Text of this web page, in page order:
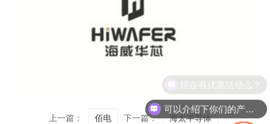
上一篇： 佰电 下一篇： 海太半导体
可以介绍下你们的产品么？
现在有优惠活动么？